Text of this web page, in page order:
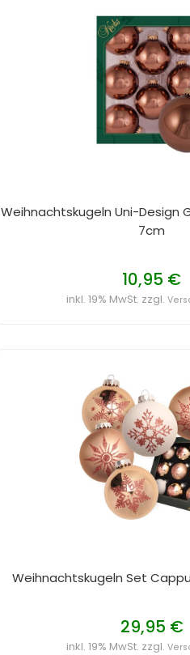
Weihnachtskugeln Uni-Design
7cm
10,95 €
inkl. 19% MwSt. zzgl.
Weihnachtskugeln Set
29,95 €
inkl. 19% MwSt. zzgl.